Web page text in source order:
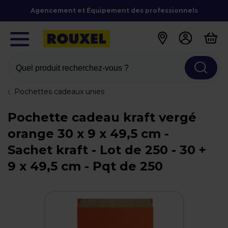
Agencement et Équipement des professionnels
Quel produit recherchez-vous ?
Pochettes cadeaux unies
Pochette cadeau kraft vergé
orange 30 x 9 x 49,5 cm -
Sachet kraft - Lot de 250 - 30 +
9 x 49,5 cm - Pqt de 250